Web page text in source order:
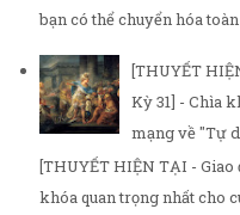
bạn có thể chuyển hóa toàn
[THUYẾT
Kỳ 31] - Chìa
mạng về "Tự
[THUYẾT HIỆN TẠI -
khóa quan trọng nhất cho